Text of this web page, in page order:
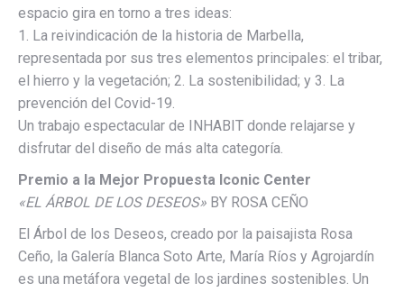
espacio gira en torno a tres ideas:
1. La reivindicación de la historia de Marbella,
representada por sus tres elementos principales: el tribar,
el hierro y la vegetación; 2. La sostenibilidad; y 3. La
prevención del Covid-19.
Un trabajo espectacular de INHABIT donde relajarse y
disfrutar del diseño de más alta categoría.
Premio a la Mejor Propuesta Iconic Center
«EL ÁRBOL DE LOS DESEOS» BY ROSA CEÑO
El Árbol de los Deseos, creado por la paisajista Rosa
Ceño, la Galería Blanca Soto Arte, María Ríos y Agrojardín
es una metáfora vegetal de los jardines sostenibles. Un